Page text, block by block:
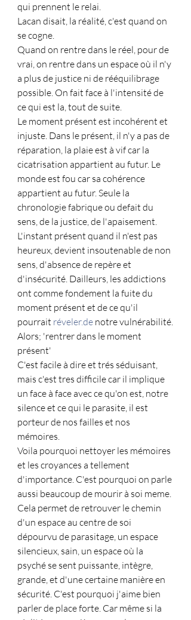
qui prennent le relai.
Lacan disait, la réalité, c'est quand on
se cogne.
Quand on rentre dans le réel, pour de
vrai, on rentre dans un espace où il n'y
a plus de justice ni de rééquilibrage
possible. On fait face à l'intensité de
ce qui est la, tout de suite.
Le moment présent est incohérent et
injuste. Dans le présent, il n'y a pas de
réparation, la plaie est à vif car la
cicatrisation appartient au futur. Le
monde est fou car sa cohérence
appartient au futur. Seule la
chronologie fabrique ou defait du
sens, de la justice, de l'apaisement.
L'instant présent quand il n'est pas
heureux, devient insoutenable de non
sens, d'absence de repère et
d'insécurité. Dailleurs, les addictions
ont comme fondement la fuite du
moment présent et de ce qu'il
pourrait réveler.de notre vulnérabilité.
Alors; 'rentrer dans le moment
présent'
C'est facile à dire et trés séduisant,
mais c'est tres difficile car il implique
un face à face avec ce qu'on est, notre
silence et ce qui le parasite, il est
porteur de nos failles et nos
mémoires.
Voila pourquoi nettoyer les mémoires
et les croyances a tellement
d'importance. C'est pourquoi on parle
aussi beaucoup de mourir à soi meme.
Cela permet de retrouver le chemin
d'un espace au centre de soi
dépourvu de parasitage, un espace
silencieux, sain, un espace où la
psyché se sent puissante, intègre,
grande, et d'une certaine manière en
sécurité. C'est pourquoi j'aime bien
parler de place forte. Car même si la